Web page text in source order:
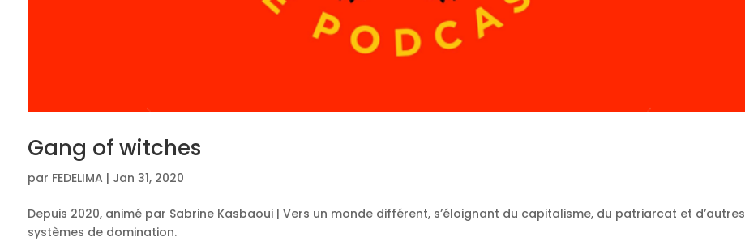
Gang of witches
par FEDELIMA | Jan 31, 2020
Depuis 2020, animé par Sabrine Kasbaoui | Vers un monde différent, s’éloignant du capitalisme, du patriarcat et d’autres
systèmes de domination.